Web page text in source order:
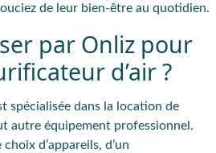
de leur bien-être au quotidien.
par Onliz pour
d’air ?
spécialisée dans la location de
autre équipement professionnel .
d’appareils, d’un